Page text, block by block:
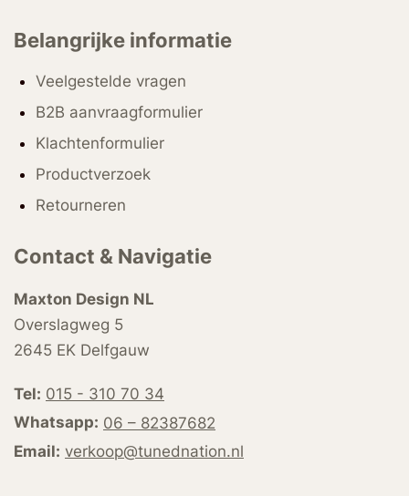
Belangrijke informatie
Veelgestelde vragen
B2B aanvraagformulier
Klachtenformulier
Productverzoek
Retourneren
Contact & Navigatie
Maxton Design NL
Overslagweg 5
2645 EK Delfgauw
Tel: 015 - 310 70 34
Whatsapp: 06 – 82387682
Email: verkoop@tunednation.nl